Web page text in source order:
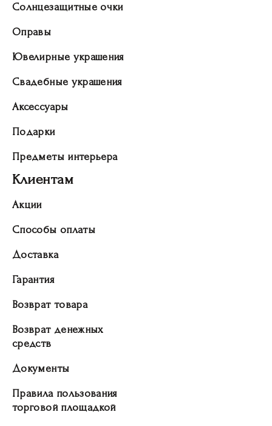
Солнцезащитные очки
Оправы
Ювелирные украшения
Свадебные украшения
Аксессуары
Подарки
Предметы интерьера
Клиентам
Акции
Способы оплаты
Доставка
Гарантия
Возврат товара
Возврат денежных
средств
Документы
Правила пользования
торговой площадкой